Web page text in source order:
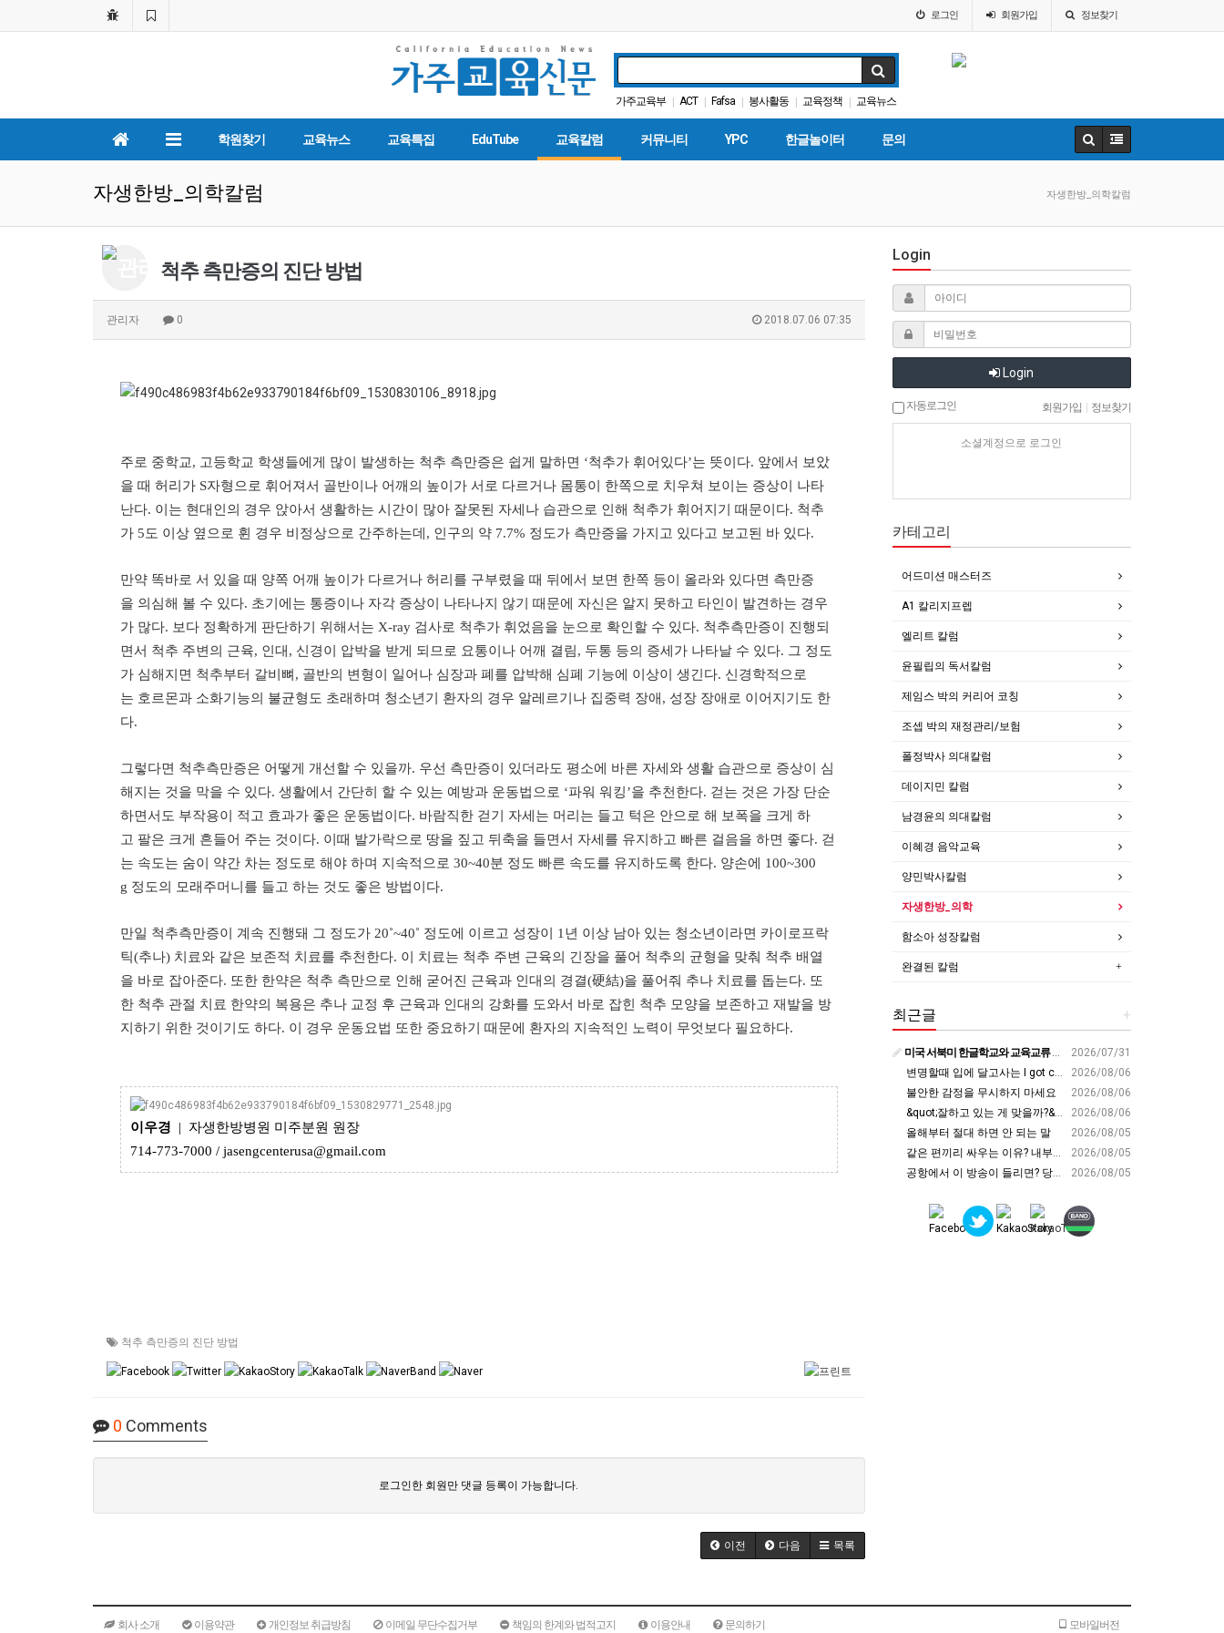
로그인 회원가입 정보찾기
가주교육부 | ACT | Fafsa | 봉사활동 | 교육정책 | 교육뉴스
| 원서 | DACA | 캘리포니아 교육부 | 바이든
학원찾기 교육뉴스 교육특집 EduTube 교육칼럼 커뮤니티 YPC 한글놀이터 문의
자생한방_의학칼럼 자생한방_의학칼럼
척추 측만증의 진단 방법
관리자 0 2018.07.06 07:35
주로 중학교, 고등학교 학생들에게 많이 발생하는 척추 측만증은 쉽게 말하면 ‘척추가 휘어있다’는 뜻이다. 앞에서 보았
을 때 허리가 S자형으로 휘어져서 골반이나 어깨의 높이가 서로 다르거나 몸통이 한쪽으로 치우쳐 보이는 증상이 나타
난다. 이는 현대인의 경우 앉아서 생활하는 시간이 많아 잘못된 자세나 습관으로 인해 척추가 휘어지기 때문이다. 척추
가 5도 이상 옆으로 휜 경우 비정상으로 간주하는데, 인구의 약 7.7% 정도가 측만증을 가지고 있다고 보고된 바 있다.
만약 똑바로 서 있을 때 양쪽 어깨 높이가 다르거나 허리를 구부렸을 때 뒤에서 보면 한쪽 등이 올라와 있다면 측만증
을 의심해 볼 수 있다. 초기에는 통증이나 자각 증상이 나타나지 않기 때문에 자신은 알지 못하고 타인이 발견하는 경우
가 많다. 보다 정확하게 판단하기 위해서는 X-ray 검사로 척추가 휘었음을 눈으로 확인할 수 있다. 척추측만증이 진행되
면서 척추 주변의 근육, 인대, 신경이 압박을 받게 되므로 요통이나 어깨 결림, 두통 등의 증세가 나타날 수 있다. 그 정도
가 심해지면 척추부터 갈비뼈, 골반의 변형이 일어나 심장과 폐를 압박해 심폐 기능에 이상이 생긴다. 신경학적으로
는 호르몬과 소화기능의 불균형도 초래하며 청소년기 환자의 경우 알레르기나 집중력 장애, 성장 장애로 이어지기도 한
다.
그렇다면 척추측만증은 어떻게 개선할 수 있을까. 우선 측만증이 있더라도 평소에 바른 자세와 생활 습관으로 증상이 심
해지는 것을 막을 수 있다. 생활에서 간단히 할 수 있는 예방과 운동법으로 ‘파워 워킹’을 추천한다. 걷는 것은 가장 단순
하면서도 부작용이 적고 효과가 좋은 운동법이다. 바람직한 걷기 자세는 머리는 들고 턱은 안으로 해 보폭을 크게 하
고 팔은 크게 흔들어 주는 것이다. 이때 발가락으로 땅을 짚고 뒤축을 들면서 자세를 유지하고 빠른 걸음을 하면 좋다. 걷
는 속도는 숨이 약간 차는 정도로 해야 하며 지속적으로 30~40분 정도 빠른 속도를 유지하도록 한다. 양손에 100~300
g 정도의 모래주머니를 들고 하는 것도 좋은 방법이다.
만일 척추측만증이 계속 진행돼 그 정도가 20˚~40˚ 정도에 이르고 성장이 1년 이상 남아 있는 청소년이라면 카이로프락
틱(추나) 치료와 같은 보존적 치료를 추천한다. 이 치료는 척추 주변 근육의 긴장을 풀어 척추의 균형을 맞춰 척추 배열
을 바로 잡아준다. 또한 한약은 척추 측만으로 인해 굳어진 근육과 인대의 경결(硬結)을 풀어줘 추나 치료를 돕는다. 또
한 척추 관절 치료 한약의 복용은 추나 교정 후 근육과 인대의 강화를 도와서 바로 잡힌 척추 모양을 보존하고 재발을 방
지하기 위한 것이기도 하다. 이 경우 운동요법 또한 중요하기 때문에 환자의 지속적인 노력이 무엇보다 필요하다.
이우경 | 자생한방병원 미주분원 원장
714-773-7000 / jasengcenterusa@gmail.com
척추 측만증의 진단 방법
0 Comments
로그인한 회원만 댓글 등록이 가능합니다.
이전 다음 목록
Login
Login
자동로그인 회원가입 정보찾기
소셜계정으로 로그인
카테고리
어드미션 매스터즈
A1 칼리지프렙
엘리트 칼럼
윤필립의 독서칼럼
제임스 박의 커리어 코칭
조셉 박의 재정관리/보험
폴정박사 의대칼럼
데이지민 칼럼
남경윤의 의대칼럼
이혜경 음악교육
양민박사칼럼
자생한방_의학
함소아 성장칼럼
완결된 칼럼
+
최근글
2026/07/31
미국 서북미 한글학교와 교육교류 첫 물꼬 - 사회적경제뉴스
2026/08/06
변명할때 입에 달고사는 I got carried away????????
2026/08/06
불안한 감정을 무시하지 마세요
2026/08/06
&quot;잘하고 있는 게 맞을까?&quot; 세바시 대표가 비교 지옥에서 탈출한 방법 [#세바시45 에디토리얼 ep.2]
2026/08/05
올해부터 절대 하면 안 되는 말
2026/08/05
같은 편끼리 싸우는 이유? 내부의 적이 더 무섭다? 인간이 갈등을 빚는 이유ㅣ최재천의 아마존
2026/08/05
공항에서 이 방송이 들리면? 당장 뛰어가세요!! #영어회화 #영어표현 #영어공부
회사 소개 이용약관 개인정보 취급방침 이메일 무단수집거부 책임의 한계와 법적고지 이용안내 문의하기 모바일버전